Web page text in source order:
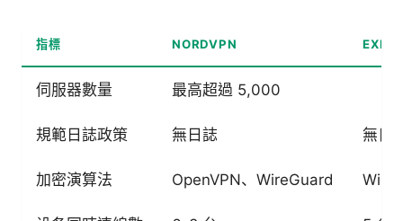
指標 NORDVPN
伺服器數量 最高超過 5,000
規範日誌政策 無日誌 無日
加密演算法 OpenVPN、WireGuard